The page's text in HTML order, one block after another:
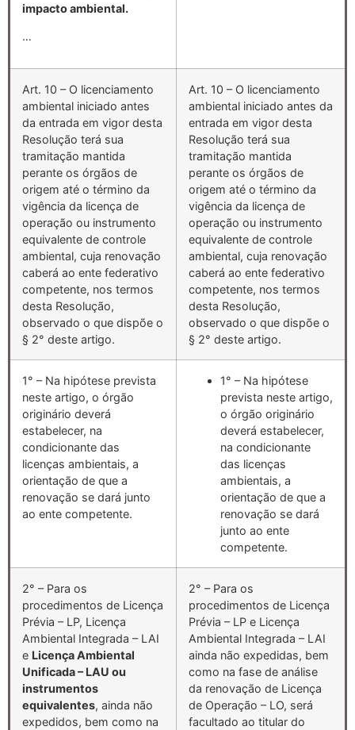
impacto ambiental.
…
Art. 10 – O licenciamento
ambiental iniciado antes
da entrada em vigor desta
Resolução terá sua
tramitação mantida
perante os órgãos de
origem até o término da
vigência da licença de
operação ou instrumento
equivalente de controle
ambiental, cuja renovação
caberá ao ente federativo
competente, nos termos
desta Resolução,
observado o que dispõe o
§ 2° deste artigo.
Art. 10 – O licenciamento
ambiental iniciado antes da
entrada em vigor desta
Resolução terá sua
tramitação mantida
perante os órgãos de
origem até o término da
vigência da licença de
operação ou instrumento
equivalente de controle
ambiental, cuja renovação
caberá ao ente federativo
competente, nos termos
desta Resolução,
observado o que dispõe o
§ 2° deste artigo.
1° – Na hipótese prevista
neste artigo, o órgão
originário deverá
estabelecer, na
condicionante das
licenças ambientais, a
orientação de que a
renovação se dará junto
ao ente competente.
1° – Na hipótese
prevista neste artigo,
o órgão originário
deverá estabelecer,
na condicionante
das licenças
ambientais, a
orientação de que a
renovação se dará
junto ao ente
competente.
2° – Para os
procedimentos de Licença
Prévia – LP, Licença
Ambiental Integrada – LAI
e Licença Ambiental
Unificada – LAU ou
instrumentos
equivalentes, ainda não
expedidos, bem como na
2° – Para os
procedimentos de Licença
Prévia – LP e Licença
Ambiental Integrada – LAI
ainda não expedidas, bem
como na fase de análise
da renovação de Licença
de Operação – LO, será
facultado ao titular do